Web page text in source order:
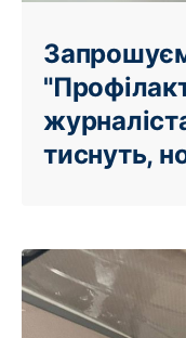
тиснуть,